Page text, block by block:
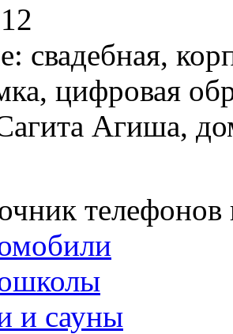
свадебная,
цифровая
Агиша,
и сауны